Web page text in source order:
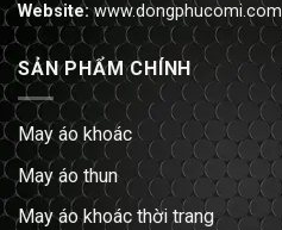
Website:www.dongphucomi.com
SẢN PHẨM CHÍNH
May áo khoác
May áo thun
May áo khoác thời trang